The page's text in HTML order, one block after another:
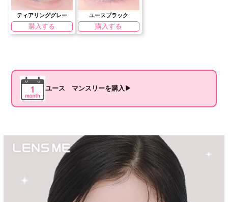
ティアリンググレー
購入する
ユースブラック
購入する
ユース マンスリーを購入▶